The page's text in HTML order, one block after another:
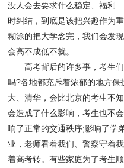
没人会去要求什么稳定、福利
时纠结，到底是该把兴趣作为
糊涂的把大学念完，我们会发
会高不成低不就。
高考背后的许多事，考生们
吗?各地都充斥着浓郁的地方
大、清华，会比北京的考生不
会造成了什么影响，考生也不
响了正常的交通秩序;影响了学
业，老师看着我们、警察守着
着高考转。有些家庭为了考生